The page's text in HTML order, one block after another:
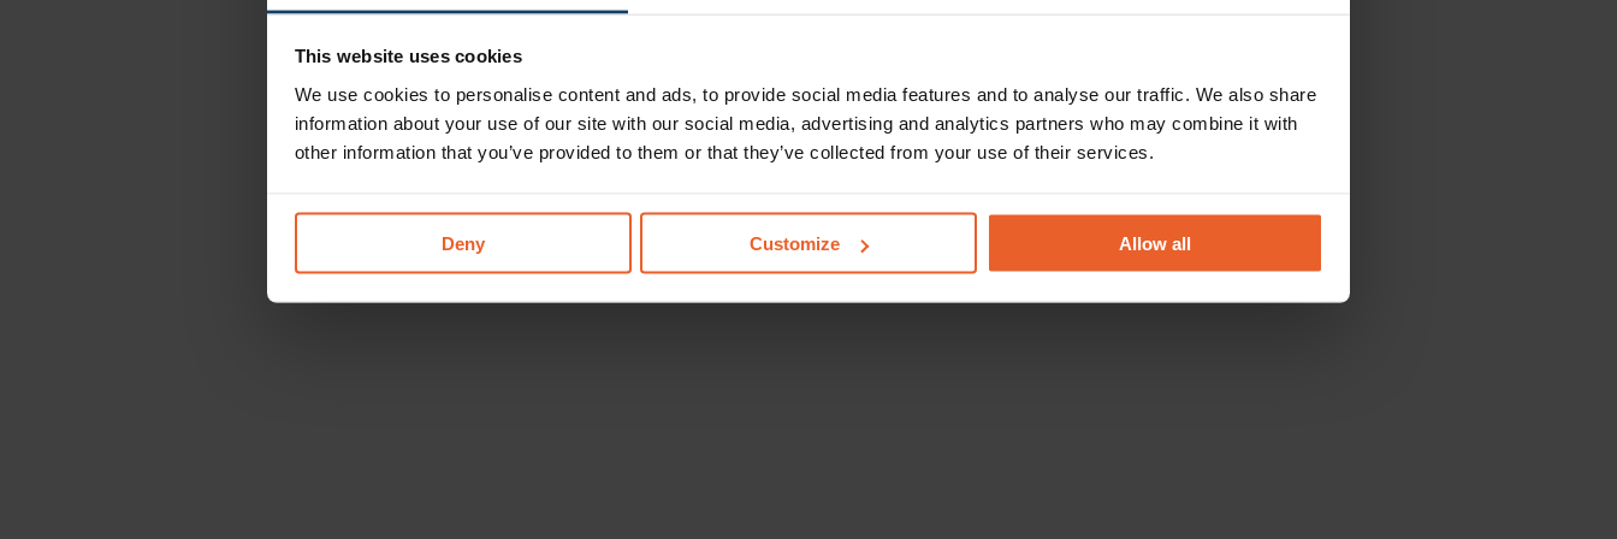
This website uses cookies
We use cookies to personalise content and ads, to provide social media features and to analyse our traffic. We also share
information about your use of our site with our social media, advertising and analytics partners who may combine it with
other information that you’ve provided to them or that they’ve collected from your use of their services.
Deny Customize Allow all